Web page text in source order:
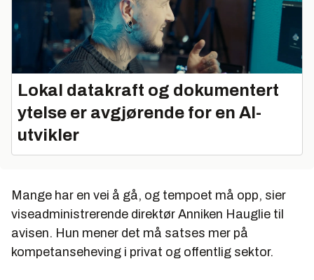
Lokal datakraft og dokumentert
ytelse er avgjørende for en AI-
utvikler
Mange har en vei å gå, og tempoet må opp, sier
viseadministrerende direktør Anniken Hauglie til
avisen. Hun mener det må satses mer på
kompetanseheving i privat og offentlig sektor.